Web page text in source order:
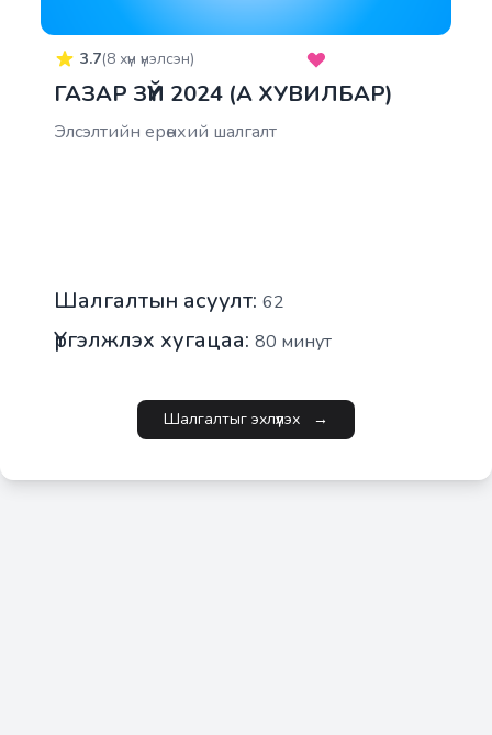
3.7(8 хүн үнэлсэн)
ГАЗАР ЗҮЙ 2024 (А ХУВИЛБАР)
Элсэлтийн ерөнхий шалгалт
Шалгалтын асуулт: 62
Үргэлжлэх хугацаа: 80 минут
Шалгалтыг эхлүүлэх →